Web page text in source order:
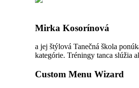
Mirka Kosorínová
a jej štýlová Tanečná škola
kategórie. Tréningy tanca slúžia
Custom Menu Wizard